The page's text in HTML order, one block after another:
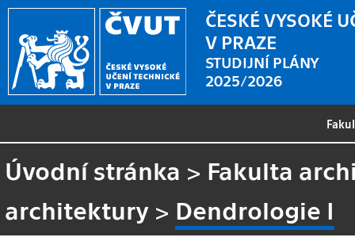
ČESKÉ VYSOKÉ
V PRAZE
STUDIJNÍ PLÁNY
2025/2026
Úvodní stránka > Fakulta
architektury > Dendrologie I